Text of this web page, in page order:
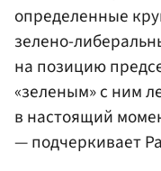
определенные
зелено-
на позицию
«зеленым» с ним
в настоящий
— подчеркивает